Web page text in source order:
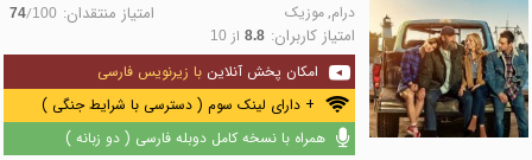
درام,موزیک امتیاز منتقدان: 74/100
امتیاز کاربران: 8.8از 10
امکان پخش آنلاین با زیرنویس فارسی
+ دارای لینک سوم ( دسترسی با شرایط جنگی )
همراه با نسخه کامل دوبله فارسی ( دو زبانه )